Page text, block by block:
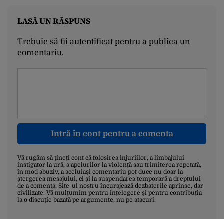
LASĂ UN RĂSPUNS
Trebuie să fii autentificatpentru a publica un
comentariu.
Intră în cont pentru a comenta
Vă rugăm să țineți cont că folosirea injuriilor, a limbajului
instigator la ură, a apelurilor la violență sau trimiterea repetată,
în mod abuziv, a aceluiași comentariu pot duce nu doar la
ștergerea mesajului, ci și la suspendarea temporară a dreptului
de a comenta. Site-ul nostru încurajează dezbaterile aprinse, dar
civilizate. Vă mulțumim pentru înțelegere și pentru contribuția
la o discuție bazată pe argumente, nu pe atacuri.